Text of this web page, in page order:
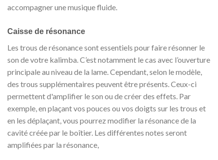
accompagner une musique fluide.
Caisse de résonance
Les trous de résonance sont essentiels pour faire résonner le
son de votre kalimba. C’est notamment le cas avec l’ouverture
principale au niveau de la lame. Cependant, selon le modèle,
des trous supplémentaires peuvent être présents. Ceux-ci
permettent d'amplifier le son ou de créer des effets. Par
exemple, en plaçant vos pouces ou vos doigts sur les trous et
en les déplaçant, vous pourrez modifier la résonance de la
cavité créée par le boîtier. Les différentes notes seront
amplifiées par la résonance,